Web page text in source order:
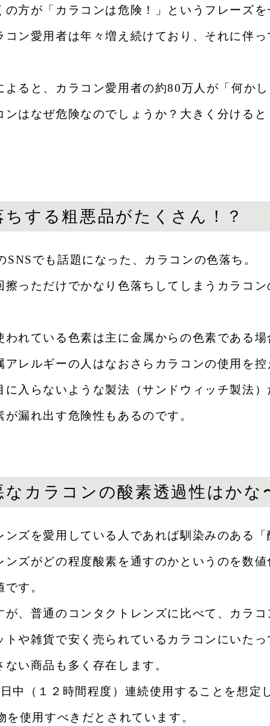
の方が「カラコンは危険！」というフレーズを
コン愛用者は年々増え続けており、それに伴
よると、カラコン愛用者の約80万人が「何か
ンはなぜ危険なのでしょうか？大きく分ける
ちする粗悪品がたくさん！？
SNSでも話題になった、カラコンの色落ち。
擦っただけでかなり色落ちしてしまうカラコ
われている色素は主に金属からの色素である場
アレルギーの人はなおさらカラコンの使用を控
に入らないような製法（サンドウィッチ製法）
が漏れ出す危険性もあるのです。
なカラコンの酸素透過性はかな
ンズを愛用している人であれば馴染みのある「
ンズがどの程度酸素を通すのかというのを数
す。
が、普通のコンタクトレンズに比べて、カラ
トや雑貨で安く売られているカラコンにいた
ない商品も多く存在します。
中（１２時間程度）連続使用することを想定
を使用すべきだとされています。